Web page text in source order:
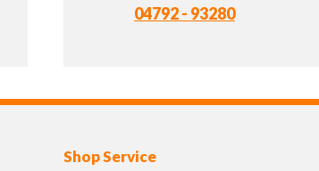
04792 - 93280
Shop Service